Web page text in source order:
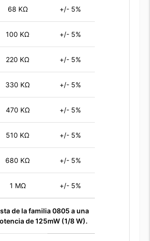
68 KΩ +/- 5%
100 KΩ +/- 5%
220 KΩ +/- 5%
330 KΩ +/- 5%
470 KΩ +/- 5%
510 KΩ +/- 5%
680 KΩ +/- 5%
1 MΩ +/- 5%
de la familia 0805 a una
de 125mW (1/8 W).